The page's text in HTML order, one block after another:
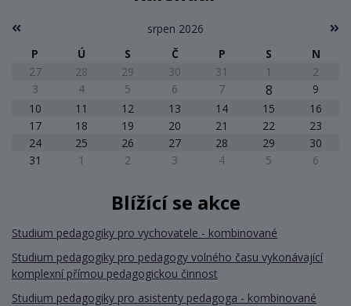
srpen 2026
P
Ú S Č P S
N
27
28 29 30 31 1
2
3
4 5 6 7 8
9
10
11 12 13 14 15
16
17
18 19 20 21 22
23
24
25 26 27 28 29
30
31
1 2 3 4 5 6
Blížící se akce
Studium pedagogiky pro vychovatele - kombinované
Studium pedagogiky pro pedagogy volného času vykonávající
komplexní přímou pedagogickou činnost
Studium pedagogiky pro asistenty pedagoga - kombinované